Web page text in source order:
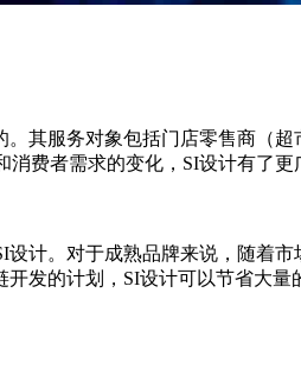
服务对象包括门店零售商（超
费者需求的变化，SI设计有了
。对于成熟品牌来说，随着市
发的计划，SI设计可以节省大量